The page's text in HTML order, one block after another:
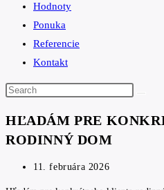
Hodnoty
Ponuka
Referencie
Kontakt
Search
website
HĽADÁM PRE
RODINNÝ DOM
Post
11. februára 2026